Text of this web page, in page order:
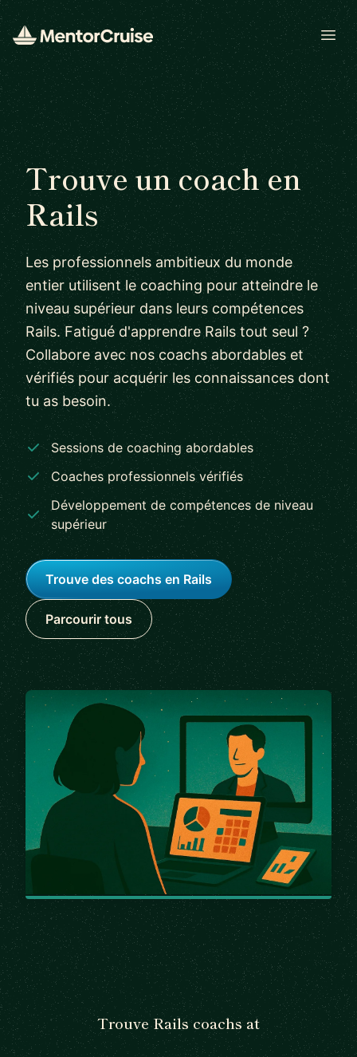
Trouve un coach en
Rails
Les professionnels ambitieux du monde
entier utilisent le coaching pour atteindre le
niveau supérieur dans leurs compétences
Rails. Fatigué d'apprendre Rails tout seul ?
Collabore avec nos coachs abordables et
vérifiés pour acquérir les connaissances dont
tu as besoin.
Sessions de coaching abordables
Coaches professionnels vérifiés
Développement de compétences de niveau
supérieur
Trouve des coachs en Rails
Parcourir tous
Trouve Rails coachs at